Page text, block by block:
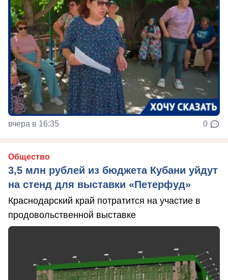
вчера в 16:35 0
Общество
3,5 млн рублей из бюджета Кубани уйдут
на стенд для выставки «Петерфуд»
Краснодарский край потратится на участие в
продовольственной выставке